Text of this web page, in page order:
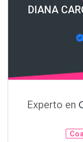
DIANA
Experto en